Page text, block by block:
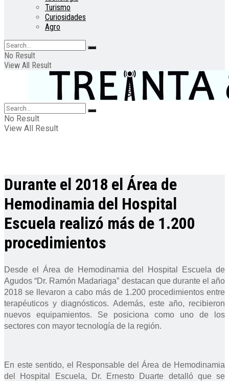
Turismo
Curiosidades
Agro
No Result
View All Result
No Result
View All Result
Durante el 2018 el Área de
Hemodinamia del Hospital
Escuela realizó más de 1.200
procedimientos
Desde el Área de Hemodinamia del Hospital Escuela de
Agudos “Dr. Ramón Madariaga” destacan que durante el año
2018 se llevaron a cabo más de 1.200 procedimientos entre
terapéuticos y diagnósticos. Además, este año, recibieron
nuevos equipamientos. Se posiciona como uno de los
sectores con mayor tecnología de la región.
En este sentido, el Responsable del Área de Hemodinamia
del Hospital Escuela, Dr. Ernesto Duarte detalló que se